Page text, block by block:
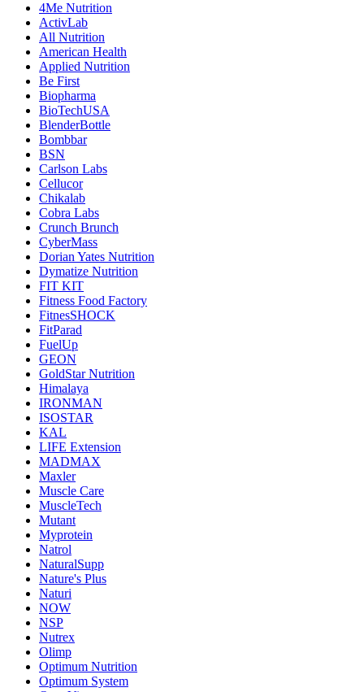
4Me Nutrition
ActivLab
All Nutrition
American Health
Applied Nutrition
Be First
Biopharma
BioTechUSA
BlenderBottle
Bombbar
BSN
Carlson Labs
Cellucor
Chikalab
Cobra Labs
Crunch Brunch
CyberMass
Dorian Yates Nutrition
Dymatize Nutrition
FIT KIT
Fitness Food Factory
FitnesSHOCK
FitParad
FuelUp
GEON
GoldStar Nutrition
Himalaya
IRONMAN
ISOSTAR
KAL
LIFE Extension
MADMAX
Maxler
Muscle Care
MuscleTech
Mutant
Myprotein
Natrol
NaturalSupp
Nature's Plus
Naturi
NOW
NSP
Nutrex
Olimp
Optimum Nutrition
Optimum System